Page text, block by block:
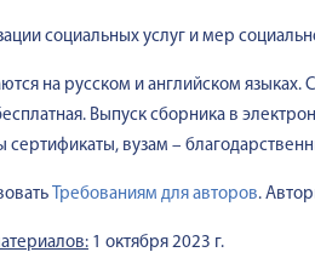
социальных услуг и мер
на русском и английском
Выпуск сборника в
сертификаты, вузам –
Требованиям для авторов.
1 октября 2023 г.